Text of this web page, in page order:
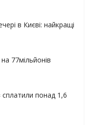
в Києві: найкращі
77мільйонів
сплатили понад 1,6